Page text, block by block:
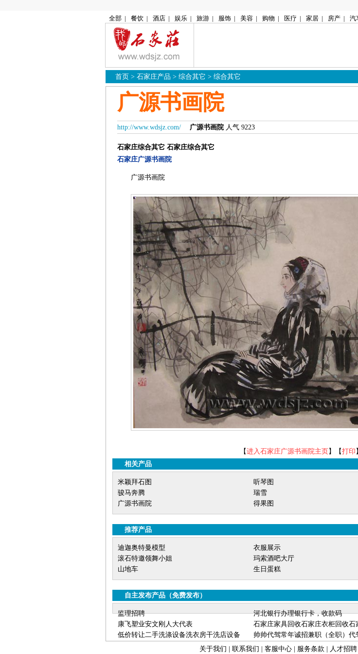
全部 | 餐饮 | 酒店 | 娱乐 | 旅游 | 服饰 | 美容 | 购物 | 医疗 | 家居 | 房产 | 汽
首页 > 石家庄产品 > 综合其它 > 综合其它
广源书画院
http://www.wdsjz.com/ 广源书画院人气 9223
石家庄综合其它 石家庄综合其它
石家庄广源书画院
广源书画院
【进入石家庄广源书画院主页 】【打印
相关产品
米颖拜石图
听琴图
骏马奔腾
瑞雪
广源书画院
得果图
推荐产品
迪迦奥特曼模型
衣服展示
滚石特邀领舞小姐
玛索酒吧大厅
山地车
生日蛋糕
自主发布产品（免费发布）
监理招聘
河北银行办理银行卡，收款码
康飞塑业安文刚人大代表
石家庄家具回收石家庄衣柜回收石
床回收石家庄实木床回收
低价转让二手洗涤设备洗衣房干洗店设备 帅帅代驾常年诚招兼职（全职）代
关于我们 联系我们 客服中心| 服务条款 人才招聘|